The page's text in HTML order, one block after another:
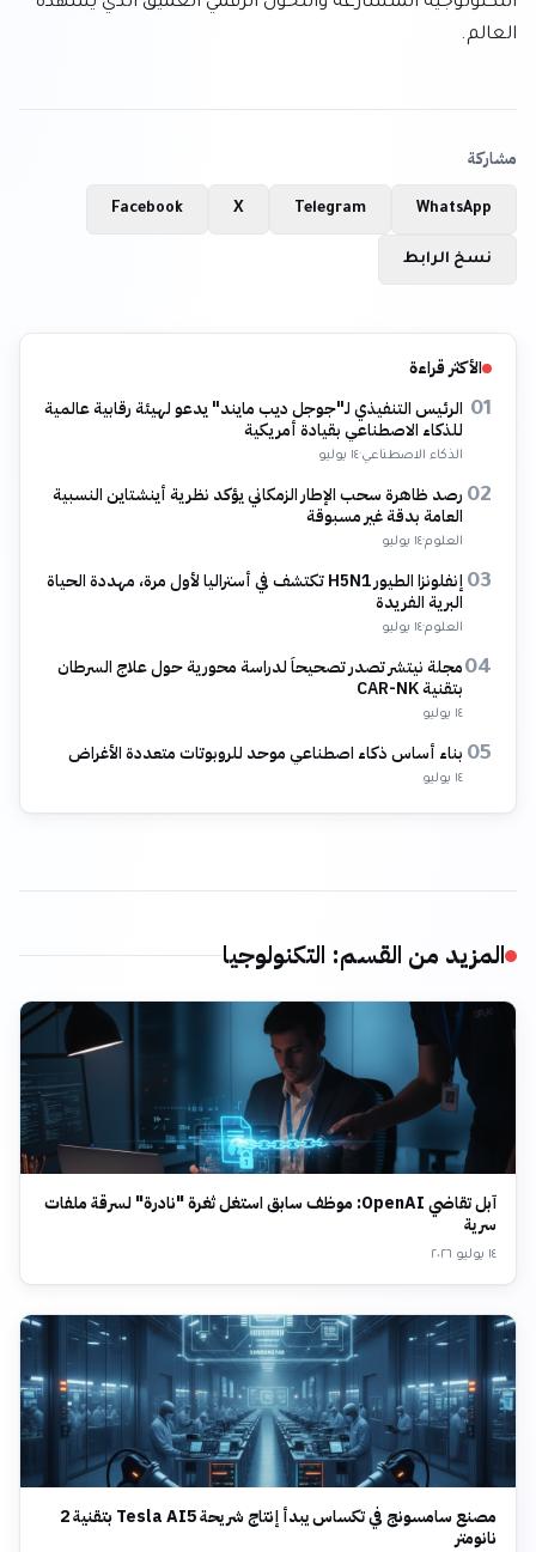
العالم.
مشاركة
WhatsApp
Telegram
X
Facebook
نسخ الرابط
الأكثر قراءة
01 الرئيس التنفيذي لـ"جوجل ديب مايند" يدعو لهيئة رقابية عالمية
للذكاء الاصطناعي بقيادة أمريكية
الذكاء الاصطناعي·١٤ يوليو
02 رصد ظاهرة سحب الإطار الزمكاني يؤكد نظرية أينشتاين النسبية
العامة بدقة غير مسبوقة
العلوم·١٤ يوليو
03
إنفلونزا الطيور H5N1 تكتشف في أستراليا لأول مرة، مهددة الحياة
البرية الفريدة
العلوم·١٤ يوليو
04مجلة نيتشر تصدر تصحيحاً لدراسة محورية حول علاج السرطان
بتقنية CAR-NK
١٤ يوليو
05 بناء أساس ذكاء اصطناعي موحد للروبوتات متعددة الأغراض
١٤ يوليو
المزيد من القسم: التكنولوجيا
آبل تقاضي OpenAI: موظف سابق استغل ثغرة "نادرة" لسرقة ملفات
سرية
١٤ يوليو ٢٠٢٦
مصنع سامسونج في تكساس يبدأ إنتاج شريحة Tesla AI5 بتقنية 2
نانومتر